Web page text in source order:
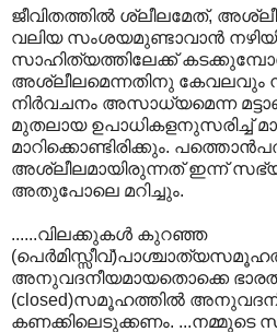
ജീവിതത്തില്‍ ശ്ലീലമേത്,
വലിയ സംശയമുണ്ടാവാന്‍
സാഹിത്യത്തിലേക്ക്
അശ്ലീലമെന്നതിനു കേവലവും
നിര്‍വചനം അസാധ്യമെന്ന
മുതലായ ഉപാധികളനുസരിച്ച്
മാറിക്കൊണ്ടിരിക്കും.
അശ്ലീലമായിരുന്നത് ഇന്ന്
അതുപോലെ മറിച്ചും.
......വിലക്കുകള്‍ കുറഞ്ഞ
അനുവദനീയമായതൊക്കെ
(closed)സമൂഹത്തില്‍
കണക്കിലെടുക്കണം. ...നമ്മുടെ